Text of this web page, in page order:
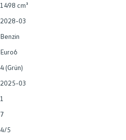
1498 cm³
2028-03
Benzin
Euro6
4 (Grün)
2025-03
1
7
4/5